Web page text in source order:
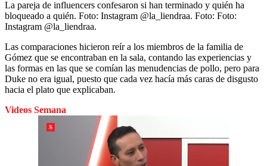
La pareja de influencers confesaron si han terminado y quién ha
bloqueado a quién. Foto: Instagram @la_liendraa. Foto: Foto:
Instagram @la_liendraa.
Las comparaciones hicieron reír a los miembros de la familia de
Gómez que se encontraban en la sala, contando las experiencias y
las formas en las que se comían las menudencias de pollo, pero para
Duke no era igual, puesto que cada vez hacía más caras de disgusto
hacia el plato que explicaban.
Videos Semana